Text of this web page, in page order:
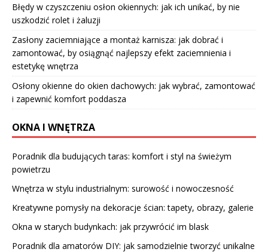
Błędy w czyszczeniu osłon okiennych: jak ich unikać, by nie
uszkodzić rolet i żaluzji
Zasłony zaciemniające a montaż karnisza: jak dobrać i
zamontować, by osiągnąć najlepszy efekt zaciemnienia i
estetykę wnętrza
Osłony okienne do okien dachowych: jak wybrać, zamontować
i zapewnić komfort poddasza
OKNA I WNĘTRZA
Poradnik dla budujących taras: komfort i styl na świeżym
powietrzu
Wnętrza w stylu industrialnym: surowość i nowoczesność
Kreatywne pomysły na dekoracje ścian: tapety, obrazy, galerie
Okna w starych budynkach: jak przywrócić im blask
Poradnik dla amatorów DIY: jak samodzielnie tworzyć unikalne